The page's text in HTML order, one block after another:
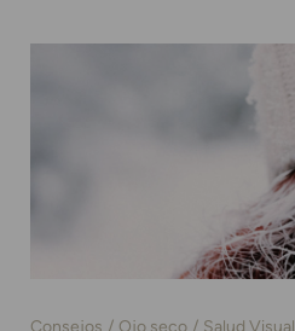
Consejos Ojo seco Salud Visual